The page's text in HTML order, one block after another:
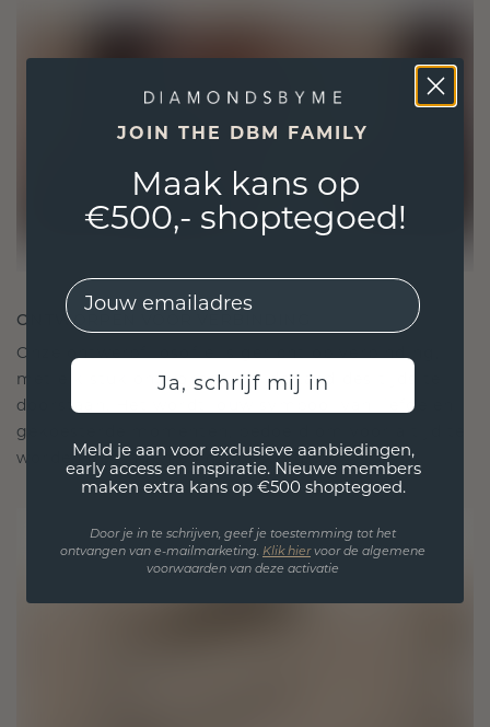
ONTWORPEN VOOR VERBINDING
Onze ontwerpfilosofie is gericht op verbinding,
met elk stuk ontworpen om de tand des tijds te
doorstaan. Het wordt jouw symbool van liefde en
gekoesterde momenten, bedoeld om voor altijd te
worden gedragen en gekoesterd.
JOIN THE DBM FAMILY
Maak kans op
€500,- shoptegoed!
EMail
Ja, schrijf mij in
Meld je aan voor exclusieve aanbiedingen,
early access en inspiratie. Nieuwe members
maken extra kans op €500 shoptegoed.
Door je in te schrijven, geef je toestemming tot het
ontvangen van e-mailmarketing. Klik hiervoor de algemene
voorwaarden van deze activatie